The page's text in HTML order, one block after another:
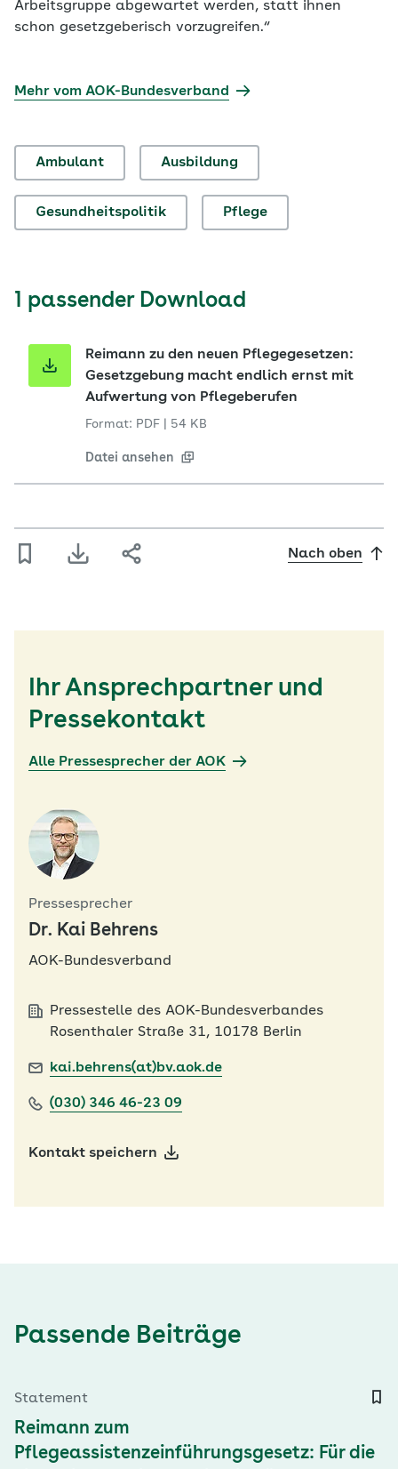
Arbeitsgruppe abgewartet werden, statt ihnen
schon gesetzgeberisch vorzugreifen.“
Mehr vom AOK-Bundesverband
Ambulant Ausbildung
Gesundheitspolitik Pflege
1 passender Download
Reimann zu den neuen Pflegegesetzen:
Gesetzgebung macht endlich ernst mit
Aufwertung von Pflegeberufen
Format: PDF 54 KB
Datei ansehen
Nach oben
Ihr Ansprechpartner und
Pressekontakt
Alle Pressesprecher der AOK
Pressesprecher
Dr. Kai Behrens
AOK-Bundesverband
Pressestelle des AOK-Bundesverbandes
Rosenthaler Straße 31, 10178 Berlin
kai.behrens(at)bv.aok.de
(030) 346 46-23 09
Kontakt speichern
Passende Beiträge
Statement
Reimann zum
Pflegeassistenzeinführungsgesetz: Für die